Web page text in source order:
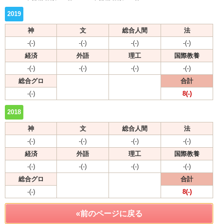
2019
神 文 総合人間
法
-(-)
-(-) -(-)
-(-)
経済
外語 理工
国際教養
-(-)
-(-) -(-)
-(-)
総合グロ
合計
-(-)
8(-)
2018
神 文 総合人間
法
-(-)
-(-) -(-)
-(-)
経済
外語 理工
国際教養
-(-)
-(-) -(-)
-(-)
総合グロ
合計
-(-)
8(-)
«前のページに戻る